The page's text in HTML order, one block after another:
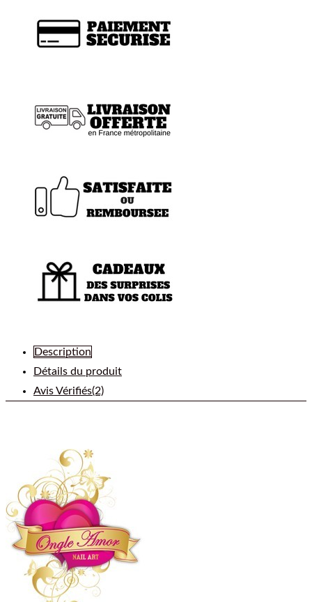
Description
Détails du produit
Avis Vérifiés(2)